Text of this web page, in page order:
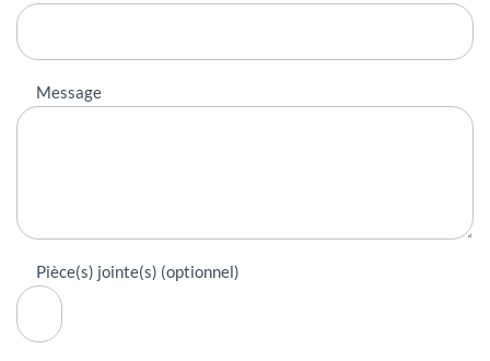
Message
Pièce(s) jointe(s) (optionnel)